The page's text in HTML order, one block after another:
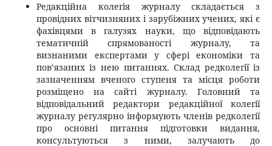
Редакційна колегія журналу складається з
провідних вітчизняних і зарубіжних учених, які є
фахівцями в галузях науки, що відповідають
тематичній спрямованості журналу, та
визнаними експертами у сфері економіки та
пов’язаних із нею питаннях. Склад редколегії із
зазначенням вченого ступеня та місця роботи
розміщено на сайті журналу. Головний та
відповідальний редактори редакційної колегії
журналу регулярно інформують членів редколегії
про основні питання підготовки видання,
консультуються з ними, залучають до